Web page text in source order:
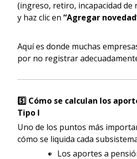
(ingreso, retiro, incapacidad de
y haz clic en “Agregar
Aquí es donde muchas
por no registrar
5️ Cómo se calculan los
Tipo I
Uno de los puntos más
cómo se liquida cada
Los aportes a